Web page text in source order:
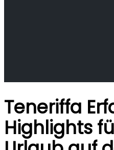
Teneriffa
Highlights